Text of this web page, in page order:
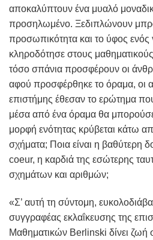
αποκαλύπτουν ένα μυαλό
προσηλωμένο. Ξεδιπλώνουν
προσωπικότητα και το ύφος ενός
κληροδότησε στους
τόσο σπάνια προσφέρουν οι
αφού προσφέρθηκε το όραμα, οι
επιστήμης έθεσαν το ερώτημα
μέσα από ένα όραμα θα
μορφή ενότητας κρύβεται κάτω
σχήματα; Ποια είναι η βαθύτερη
coeur, η καρδιά της εσώτερης
σχημάτων και αριθμών;
«Σ’ αυτή τη σύντομη,
συγγραφέας εκλαΐκευσης της
Μαθηματικών Berlinski δίνει ζωή